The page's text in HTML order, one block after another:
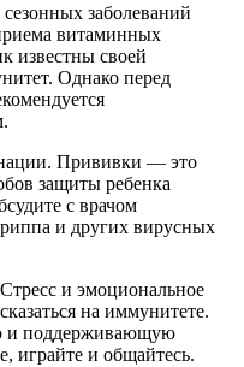
заболеваний
витаминных
известны своей
Однако перед
Прививки — это
защиты ребенка
с врачом
и других вирусных
Стресс и эмоциональное
на иммунитете.
и поддерживающую
играйте и общайтесь.